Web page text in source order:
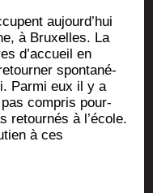
aujourd’­hui
à Bruxelles. La
d’ac­cueil en
spon­ta­né­
Par­mi eux il y a
pas com­pris pour­
retour­nés à l’é­cole.
à ces